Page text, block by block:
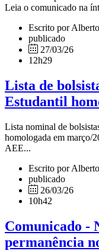
Leia o comunicado na
Escrito por
publicado
27/03/26
12h29
Lista de
Estudantil
Lista nominal de
homologada em
AEE...
Escrito por
publicado
26/03/26
10h42
Comunicado -
permanência